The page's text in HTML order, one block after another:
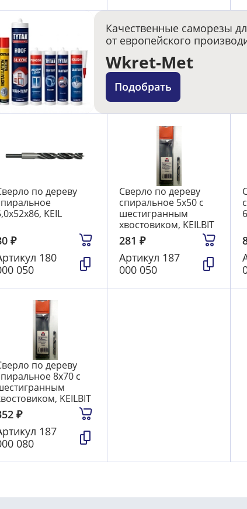
Качественные саморезы
от европейского
Wkret-Met
Подобрать
по дереву
KEIL
₽
180
050
Сверло по дереву
спиральное 5х50 с
шестигранным
хвостовиком, KEILBIT
281 ₽
Артикул 187
000 050
по дереву
8х70 с
KEILBIT
₽
187
080